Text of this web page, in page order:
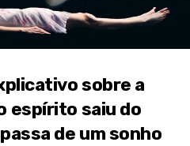
sobre a
espírito saiu do
de um sonho